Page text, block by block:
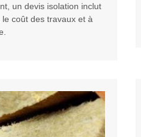
un devis isolation inclut
le coût des travaux et à